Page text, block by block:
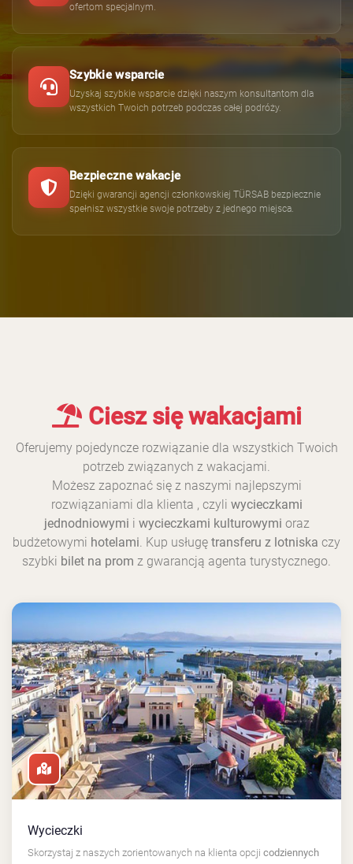
ofertom specjalnym.
Szybkie wsparcie
Uzyskaj szybkie wsparcie dzięki naszym konsultantom dla
wszystkich Twoich potrzeb podczas całej podróży.
Bezpieczne wakacje
Dzięki gwarancji agencji członkowskiej TÜRSAB bezpiecznie
spełnisz wszystkie swoje potrzeby z jednego miejsca.
Ciesz się wakacjami
Oferujemy pojedyncze rozwiązanie dla wszystkich Twoich
potrzeb związanych z wakacjami.
Możesz zapoznać się z naszymi najlepszymi
rozwiązaniami dla klienta , czyli wycieczkami
jednodniowymi i wycieczkami kulturowymi oraz
budżetowymi hotelami. Kup usługę transferu z lotniska czy
szybki bilet na prom z gwarancją agenta turystycznego.
Wycieczki
Skorzystaj z naszych zorientowanych na klienta opcji codziennych